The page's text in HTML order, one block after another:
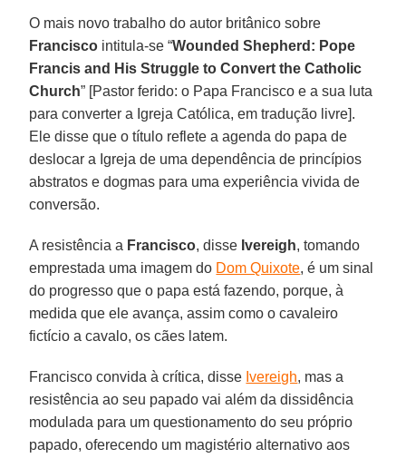
O mais novo trabalho do autor britânico sobre
Francisco intitula-se “Wounded Shepherd: Pope
Francis and His Struggle to Convert the Catholic
Church” [Pastor ferido: o Papa Francisco e a sua luta
para converter a Igreja Católica, em tradução livre].
Ele disse que o título reflete a agenda do papa de
deslocar a Igreja de uma dependência de princípios
abstratos e dogmas para uma experiência vivida de
conversão.
A resistência a Francisco, disse Ivereigh, tomando
emprestada uma imagem do Dom Quixote, é um sinal
do progresso que o papa está fazendo, porque, à
medida que ele avança, assim como o cavaleiro
fictício a cavalo, os cães latem.
Francisco convida à crítica, disse Ivereigh, mas a
resistência ao seu papado vai além da dissidência
modulada para um questionamento do seu próprio
papado, oferecendo um magistério alternativo aos